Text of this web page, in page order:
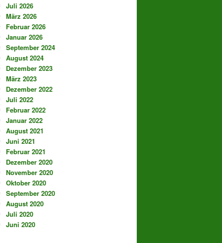
Juli 2026
März 2026
Februar 2026
Januar 2026
September 2024
August 2024
Dezember 2023
März 2023
Dezember 2022
Juli 2022
Februar 2022
Januar 2022
August 2021
Juni 2021
Februar 2021
Dezember 2020
November 2020
Oktober 2020
September 2020
August 2020
Juli 2020
Juni 2020